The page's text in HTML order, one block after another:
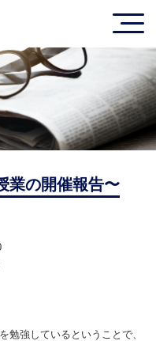
業の開催報告〜
勉強しているということで、